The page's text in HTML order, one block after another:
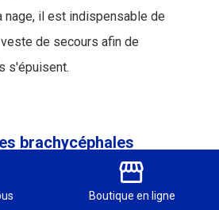
nage, il est indispensable de
de secours afin de
s'épuisent.
brachycéphales
conscience
storefront
Boutique en ligne